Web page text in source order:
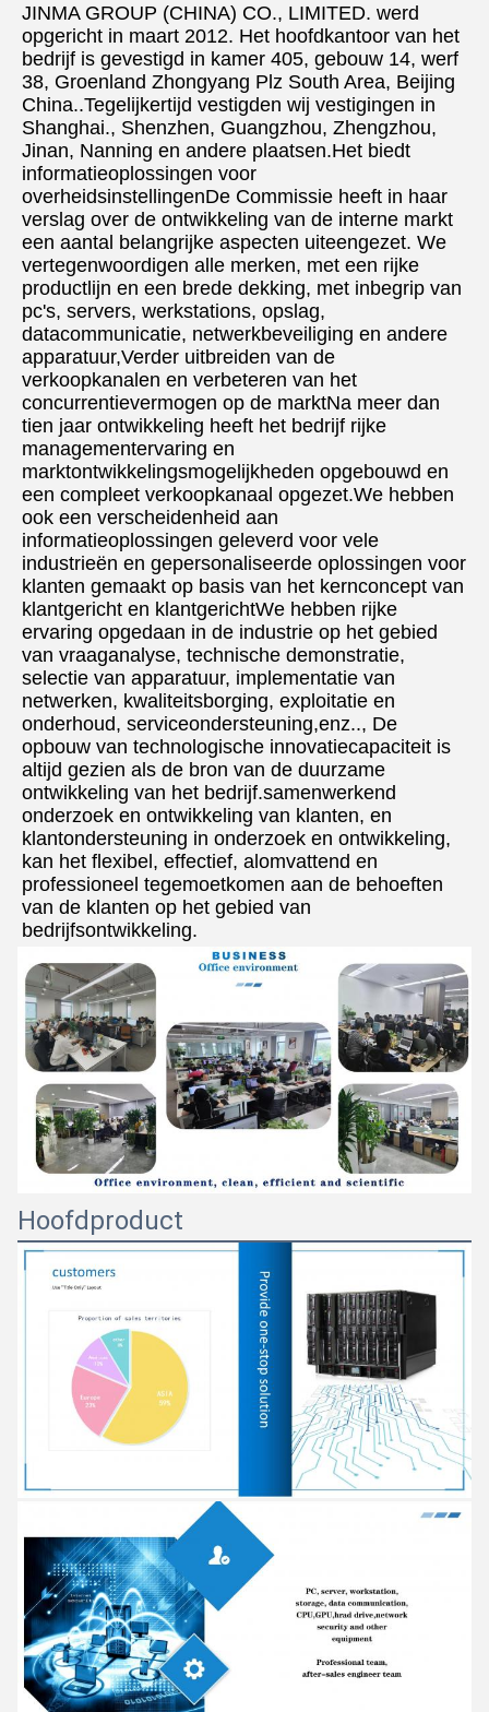
JINMA GROUP (CHINA) CO., LIMITED. werd
opgericht in maart 2012. Het hoofdkantoor van het
bedrijf is gevestigd in kamer 405, gebouw 14, werf
38, Groenland Zhongyang Plz South Area, Beijing
China..Tegelijkertijd vestigden wij vestigingen in
Shanghai., Shenzhen, Guangzhou, Zhengzhou,
Jinan, Nanning en andere plaatsen.Het biedt
informatieoplossingen voor
overheidsinstellingenDe Commissie heeft in haar
verslag over de ontwikkeling van de interne markt
een aantal belangrijke aspecten uiteengezet. We
vertegenwoordigen alle merken, met een rijke
productlijn en een brede dekking, met inbegrip van
pc's, servers, werkstations, opslag,
datacommunicatie, netwerkbeveiliging en andere
apparatuur,Verder uitbreiden van de
verkoopkanalen en verbeteren van het
concurrentievermogen op de marktNa meer dan
tien jaar ontwikkeling heeft het bedrijf rijke
managementervaring en
marktontwikkelingsmogelijkheden opgebouwd en
een compleet verkoopkanaal opgezet.We hebben
ook een verscheidenheid aan
informatieoplossingen geleverd voor vele
industrieën en gepersonaliseerde oplossingen voor
klanten gemaakt op basis van het kernconcept van
klantgericht en klantgerichtWe hebben rijke
ervaring opgedaan in de industrie op het gebied
van vraaganalyse, technische demonstratie,
selectie van apparatuur, implementatie van
netwerken, kwaliteitsborging, exploitatie en
onderhoud, serviceondersteuning,enz.., De
opbouw van technologische innovatiecapaciteit is
altijd gezien als de bron van de duurzame
ontwikkeling van het bedrijf.samenwerkend
onderzoek en ontwikkeling van klanten, en
klantondersteuning in onderzoek en ontwikkeling,
kan het flexibel, effectief, alomvattend en
professioneel tegemoetkomen aan de behoeften
van de klanten op het gebied van
bedrijfsontwikkeling.
Hoofdproduct